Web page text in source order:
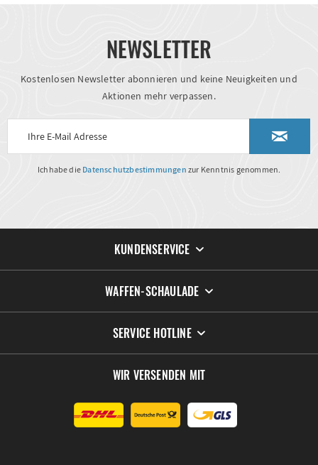
NEWSLETTER
Kostenlosen Newsletter abonnieren und keine Neuigkeiten und
Aktionen mehr verpassen.
Ich habe die Datenschutzbestimmungen zur Kenntnis genommen.
KUNDENSERVICE
WAFFEN-SCHAULADE
SERVICE HOTLINE
WIR VERSENDEN MIT